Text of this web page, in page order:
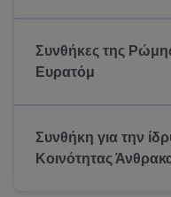
Συνθήκες της
Ευρατόμ
Συνθήκη για την
Κοινότητας